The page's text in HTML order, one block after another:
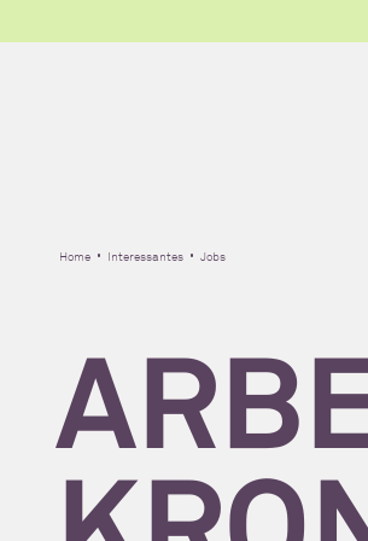
Home Interessantes Jobs